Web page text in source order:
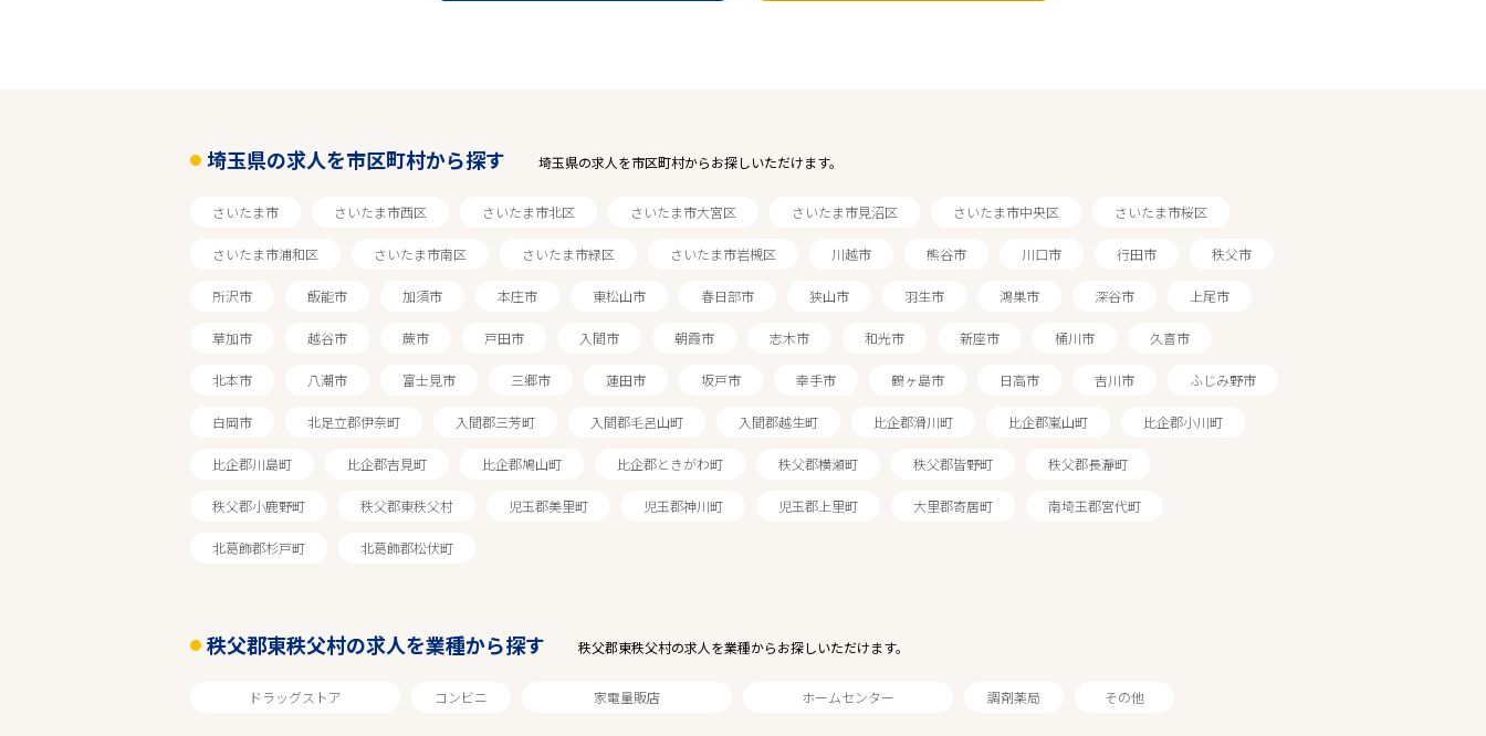
埼玉県の求人を市区町村から探す 埼玉県の求人を市区町村からお探しいただけます。
さいたま市 さいたま市西区 さいたま市北区 さいたま市大宮区 さいたま市見沼区 さいたま市中央区 さいたま市桜区
さいたま市浦和区 さいたま市南区 さいたま市緑区 さいたま市岩槻区 川越市 熊谷市 川口市 行田市 秩父市
所沢市 飯能市 加須市 本庄市 東松山市 春日部市 狭山市 羽生市 鴻巣市 深谷市 上尾市
草加市 越谷市 蕨市 戸田市 入間市 朝霞市 志木市 和光市 新座市 桶川市 久喜市
北本市 八潮市 富士見市 三郷市 蓮田市 坂戸市 幸手市 鶴ヶ島市 日高市 吉川市 ふじみ野市
白岡市 北足立郡伊奈町 入間郡三芳町 入間郡毛呂山町 入間郡越生町 比企郡滑川町 比企郡嵐山町 比企郡小川町
比企郡川島町 比企郡吉見町 比企郡鳩山町 比企郡ときがわ町 秩父郡横瀬町 秩父郡皆野町 秩父郡長瀞町
秩父郡小鹿野町 秩父郡東秩父村 児玉郡美里町 児玉郡神川町 児玉郡上里町 大里郡寄居町 南埼玉郡宮代町
北葛飾郡杉戸町 北葛飾郡松伏町
秩父郡東秩父村の求人を業種から探す 秩父郡東秩父村の求人を業種からお探しいただけます。
ドラッグストア コンビニ 家電量販店 ホームセンター 調剤薬局 その他